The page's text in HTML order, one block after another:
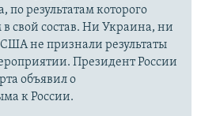
по результатам которого
свой состав. Ни Украина, ни
не признали результаты
Президент России
объявил о
к России.